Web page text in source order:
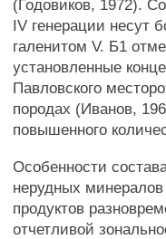
(Годовиков, 1972).
IV генерации несут
галенитом V. Б1
установленные
Павловского
породах (Иванов,
повышенного
Особенности
нерудных
продуктов
отчетливой